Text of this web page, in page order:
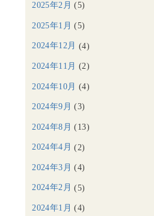
2025年2月 (5)
2025年1月 (5)
2024年12月 (4)
2024年11月 (2)
2024年10月 (4)
2024年9月 (3)
2024年8月 (13)
2024年4月 (2)
2024年3月 (4)
2024年2月 (5)
2024年1月 (4)